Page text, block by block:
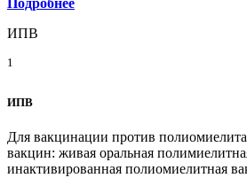
Подробнее
ИПВ
1
ИПВ
Для вакцинации против
вакцин: живая оральная
инактивированная полиомиелитная